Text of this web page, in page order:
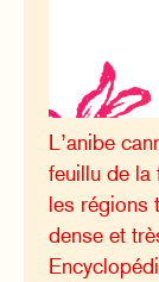
L’anibe
feuillu de la
les régions
dense et